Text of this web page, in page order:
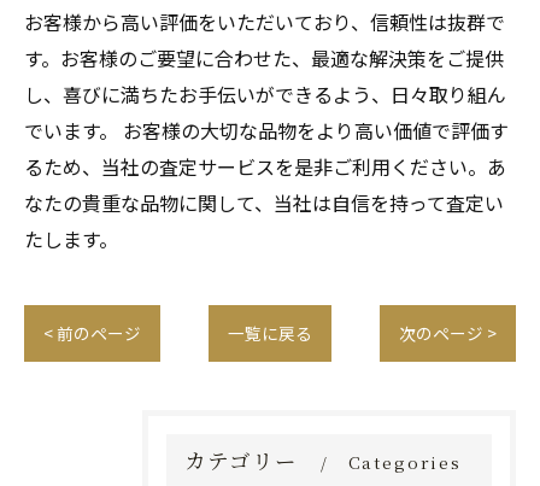
お客様から高い評価をいただいており、信頼性は抜群で
す。お客様のご要望に合わせた、最適な解決策をご提供
し、喜びに満ちたお手伝いができるよう、日々取り組ん
でいます。 お客様の大切な品物をより高い価値で評価す
るため、当社の査定サービスを是非ご利用ください。あ
なたの貴重な品物に関して、当社は自信を持って査定い
たします。
< 前のページ 一覧に戻る 次のページ >
カテゴリー Categories